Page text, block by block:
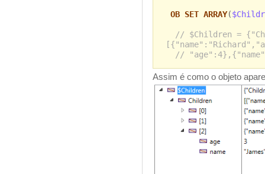
OB SET ARRAY(
// $Children =
//
Assim é como o objeto